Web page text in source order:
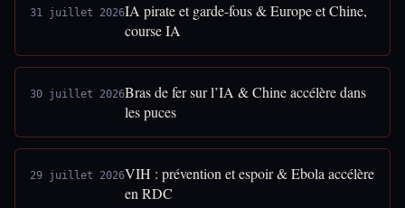
31 juillet 2026IA pirate et garde-fous & Europe et Chine,
course IA
30 juillet 2026Bras de fer sur l’IA & Chine accélère dans
les puces
29 juillet 2026VIH : prévention et espoir & Ebola accélère
en RDC